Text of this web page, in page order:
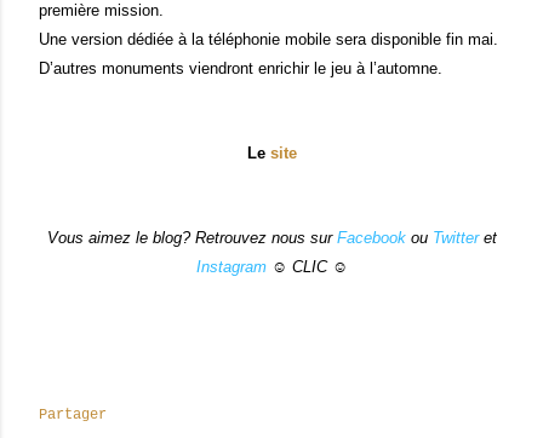
première mission.
Une version dédiée à la téléphonie mobile sera disponible fin mai.
D’autres monuments viendront enrichir le jeu à l’automne.
Le site
Vous aimez le blog? Retrouvez nous sur Facebookou Twitteret
Instagram☺ CLIC ☺
Partager